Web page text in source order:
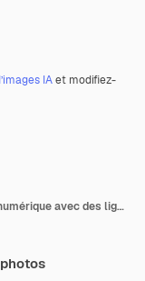
IAet modifiez-
Une bannière futuriste de technologie numérique avec des lignes de circuit